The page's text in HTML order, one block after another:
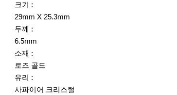
크기 :
29mm X 25.3mm
두께 :
6.5mm
소재 :
로즈 골드
유리 :
사파이어 크리스털